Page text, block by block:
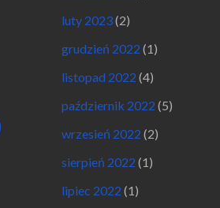
luty 2023(2)
grudzień 2022 (1)
listopad 2022 (4)
październik 2022 (5)
wrzesień 2022 (2)
sierpień 2022 (1)
lipiec 2022 (1)